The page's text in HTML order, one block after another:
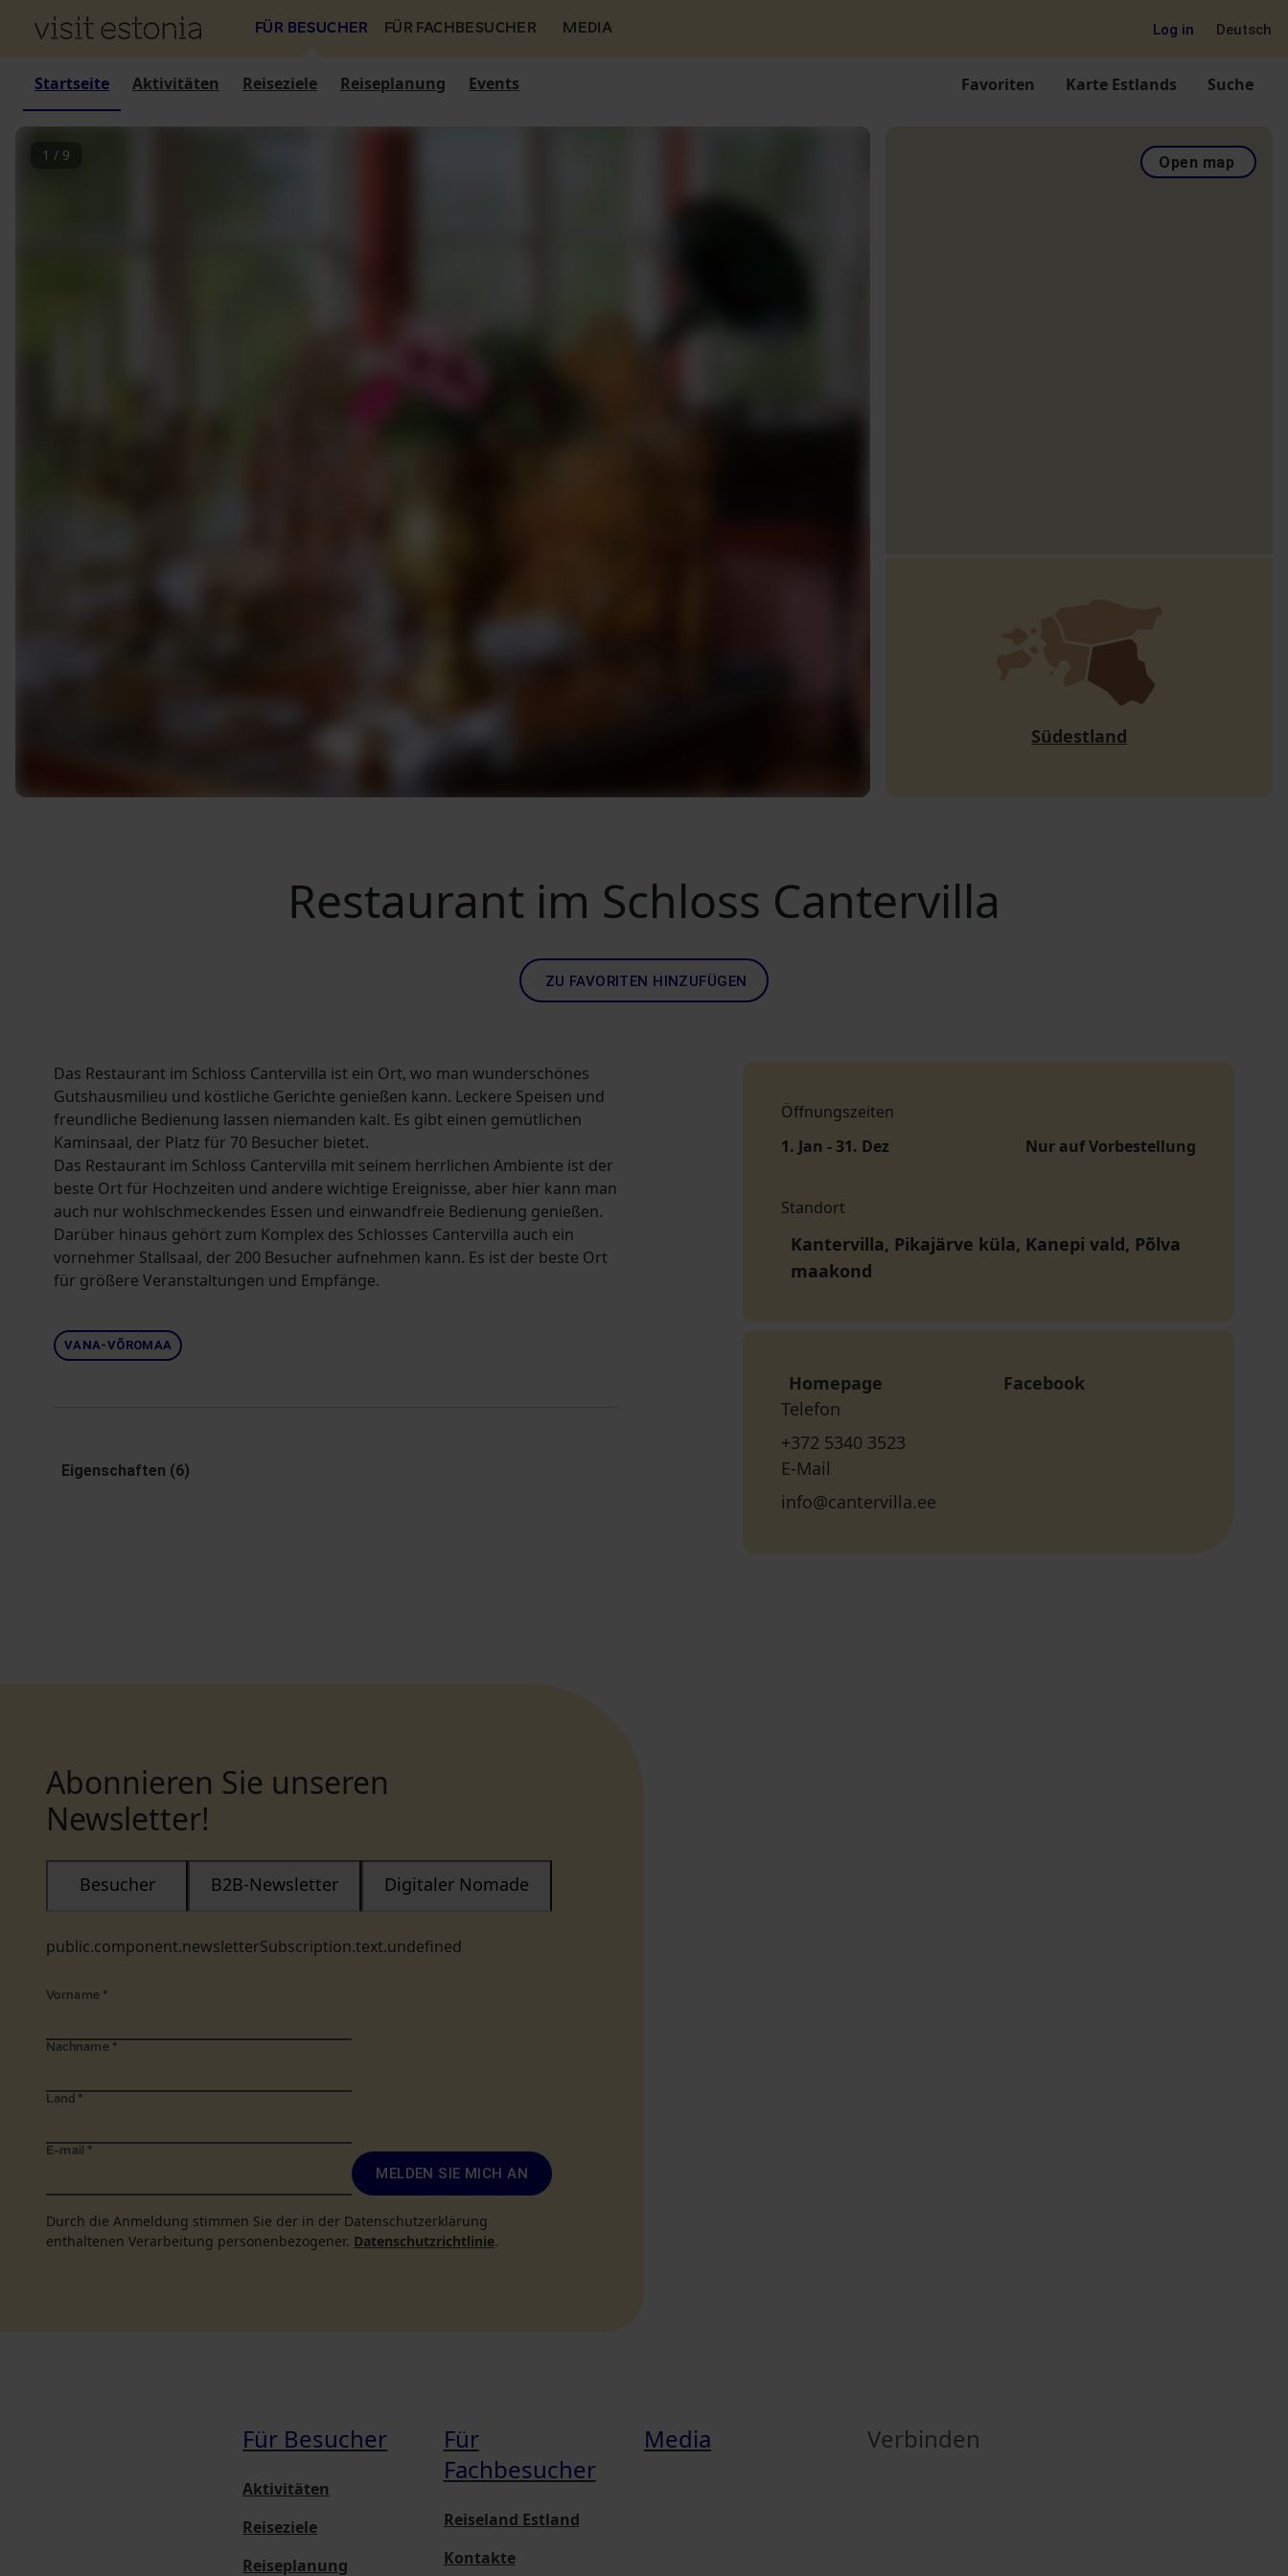
FÜR BESUCHER FÜR FACHBESUCHER MEDIA Log in Deutsch
Startseite Aktivitäten Reiseziele Reiseplanung Events Favoriten Karte Estlands Suche
1 / 9 Open map
Südestland
Restaurant im Schloss Cantervilla
ZU FAVORITEN HINZUFÜGEN
Das Restaurant im Schloss Cantervilla ist ein Ort, wo man wunderschönes
Gutshausmilieu und köstliche Gerichte genießen kann. Leckere Speisen und
freundliche Bedienung lassen niemanden kalt. Es gibt einen gemütlichen
Kaminsaal, der Platz für 70 Besucher bietet.
Das Restaurant im Schloss Cantervilla mit seinem herrlichen Ambiente ist der
beste Ort für Hochzeiten und andere wichtige Ereignisse, aber hier kann man
auch nur wohlschmeckendes Essen und einwandfreie Bedienung genießen.
Darüber hinaus gehört zum Komplex des Schlosses Cantervilla auch ein
vornehmer Stallsaal, der 200 Besucher aufnehmen kann. Es ist der beste Ort
für größere Veranstaltungen und Empfänge.
VANA-VÕROMAA
Eigenschaften (6)
Öffnungszeiten
1. Jan - 31. Dez
Nur auf Vorbestellung
Standort
Kantervilla, Pikajärve küla, Kanepi vald, Põlva
maakond
Homepage
Facebook
Telefon
+372 5340 3523
E-Mail
info@cantervilla.ee
Abonnieren Sie unseren
Newsletter!
public.component.newsletterSubscription.text.undefined
Besucher B2B-Newsletter Digitaler Nomade
Vorname *
Nachname *
Land *
E-mail *
MELDEN SIE MICH AN
Durch die Anmeldung stimmen Sie der in der Datenschutzerklärung
enthaltenen Verarbeitung personenbezogener. Datenschutzrichtlinie.
Für Besucher
Aktivitäten
Reiseziele
Reiseplanung
Für
Fachbesucher
Reiseland Estland
Kontakte
Media Verbinden